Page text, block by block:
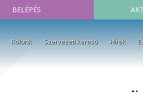
BELÉPÉS
Rólunk Szervezeti kereső Hírek